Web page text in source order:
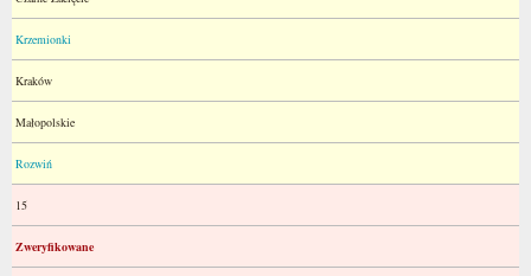
Krzemionki
Kraków
Małopolskie
Rozwiń
15
Zweryfikowane